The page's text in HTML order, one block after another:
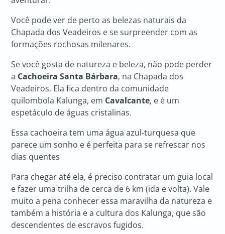
Você pode ver de perto as belezas naturais da
Chapada dos Veadeiros e se surpreender com as
formações rochosas milenares.
Se você gosta de natureza e beleza, não pode perder
a Cachoeira Santa Bárbara, na Chapada dos
Veadeiros. Ela fica dentro da comunidade
quilombola Kalunga, em Cavalcante, e é um
espetáculo de águas cristalinas.
Essa cachoeira tem uma água azul-turquesa que
parece um sonho e é perfeita para se refrescar nos
dias quentes
Para chegar até ela, é preciso contratar um guia local
e fazer uma trilha de cerca de 6 km (ida e volta). Vale
muito a pena conhecer essa maravilha da natureza e
também a história e a cultura dos Kalunga, que são
descendentes de escravos fugidos.